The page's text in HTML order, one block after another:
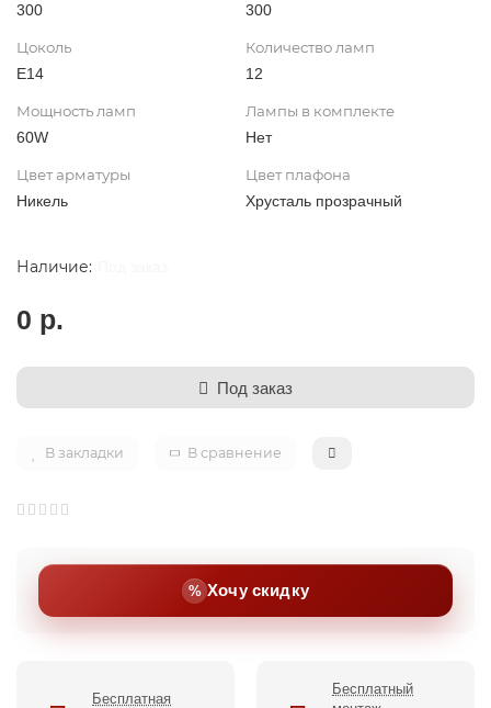
300
300
Цоколь
Е14
Количество ламп
12
Мощность ламп
60W
Лампы в комплекте
Нет
Цвет арматуры
Никель
Цвет плафона
Хрусталь прозрачный
0 р.
Под заказ
В закладки В сравнение
Хочу скидку
Бесплатная
Бесплатный